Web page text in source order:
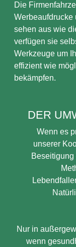
Die
Werbeaufdrucke
sehen aus wie
verfügen sie
Werkzeuge um
effizient wie
bekämpfen.
DER
Wenn es
unserer
Nur in
wenn